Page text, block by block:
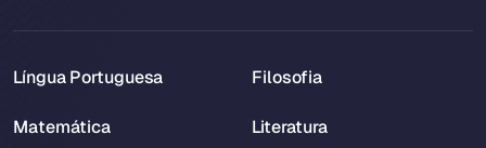
Língua Portuguesa
Matemática
Filosofia
Literatura